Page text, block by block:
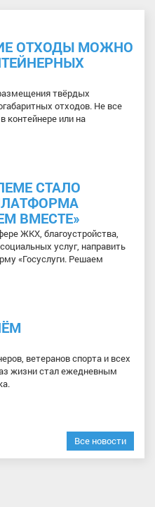
ОТХОДЫ МОЖНО
твёрдых
отходов. Не все
контейнере или на
СТАЛО
ВМЕСТЕ»
ЖКХ, благоустройства,
услуг, направить
«Госуслуги. Решаем
ветеранов спорта и всех
жизни стал ежедневным
Все новости